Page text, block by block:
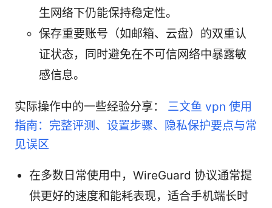
生网络下仍能保持稳定性。
保存重要账号（如邮箱、云盘）的双重认
证状态，同时避免在不可信网络中暴露敏
感信息。
实际操作中的一些经验分享： 三文鱼 vpn 使用
指南：完整评测、设置步骤、隐私保护要点与常
见误区
在多数日常使用中，WireGuard 协议通常提
供更好的速度和能耗表现，适合手机端长时